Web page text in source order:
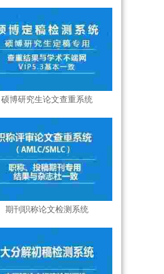
硕博研究生论文查重系统
期刊职称论文检测系统